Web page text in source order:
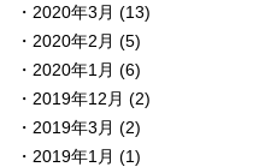
2020年3月 (13)
2020年2月 (5)
2020年1月 (6)
2019年12月 (2)
2019年3月 (2)
2019年1月 (1)